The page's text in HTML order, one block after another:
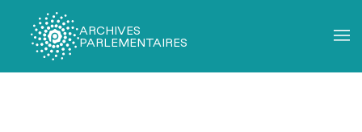
ARCHIVES
PARLEMENTAIRES